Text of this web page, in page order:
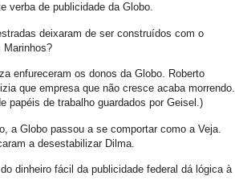
verba de publicidade da Globo.
deixaram de ser construídos com o
Marinhos?
enfureceram os donos da Globo. Roberto
que empresa que não cresce acaba morrendo.
papéis de trabalho guardados por Geisel.)
a Globo passou a se comportar como a Veja.
a desestabilizar Dilma.
dinheiro fácil da publicidade federal dá lógica à